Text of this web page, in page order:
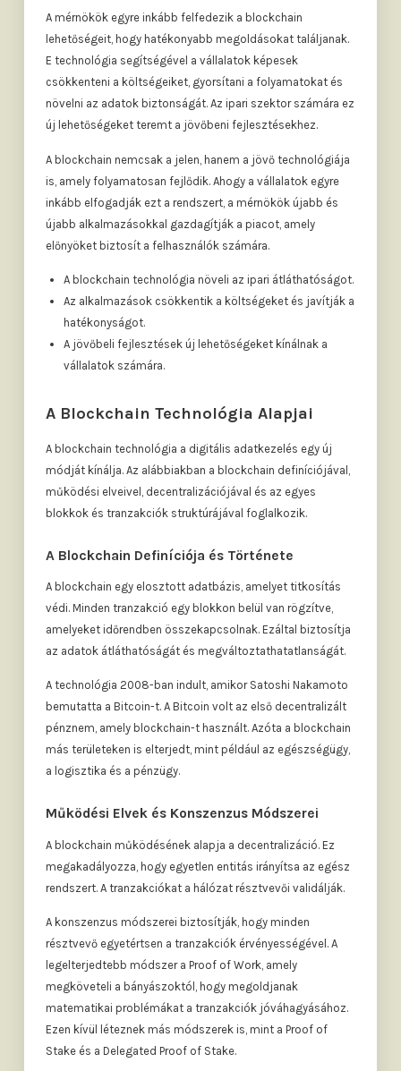
A mérnökök egyre inkább felfedezik a blockchain
lehetőségeit, hogy hatékonyabb megoldásokat találjanak.
E technológia segítségével a vállalatok képesek
csökkenteni a költségeiket, gyorsítani a folyamatokat és
növelni az adatok biztonságát. Az ipari szektor számára ez
új lehetőségeket teremt a jövőbeni fejlesztésekhez.
A blockchain nemcsak a jelen, hanem a jövő technológiája
is, amely folyamatosan fejlődik. Ahogy a vállalatok egyre
inkább elfogadják ezt a rendszert, a mérnökök újabb és
újabb alkalmazásokkal gazdagítják a piacot, amely
előnyöket biztosít a felhasználók számára.
A blockchain technológia növeli az ipari átláthatóságot.
Az alkalmazások csökkentik a költségeket és javítják a
hatékonyságot.
A jövőbeli fejlesztések új lehetőségeket kínálnak a
vállalatok számára.
A Blockchain Technológia Alapjai
A blockchain technológia a digitális adatkezelés egy új
módját kínálja. Az alábbiakban a blockchain definíciójával,
működési elveivel, decentralizációjával és az egyes
blokkok és tranzakciók struktúrájával foglalkozik.
A Blockchain Definíciója és Története
A blockchain egy elosztott adatbázis, amelyet titkosítás
védi. Minden tranzakció egy blokkon belül van rögzítve,
amelyeket időrendben összekapcsolnak. Ezáltal biztosítja
az adatok átláthatóságát és megváltoztathatatlanságát.
A technológia 2008-ban indult, amikor Satoshi Nakamoto
bemutatta a Bitcoin-t. A Bitcoin volt az első decentralizált
pénznem, amely blockchain-t használt. Azóta a blockchain
más területeken is elterjedt, mint például az egészségügy,
a logisztika és a pénzügy.
Működési Elvek és Konszenzus Módszerei
A blockchain működésének alapja a decentralizáció. Ez
megakadályozza, hogy egyetlen entitás irányítsa az egész
rendszert. A tranzakciókat a hálózat résztvevői validálják.
A konszenzus módszerei biztosítják, hogy minden
résztvevő egyetértsen a tranzakciók érvényességével. A
legelterjedtebb módszer a Proof of Work, amely
megköveteli a bányászoktól, hogy megoldjanak
matematikai problémákat a tranzakciók jóváhagyásához.
Ezen kívül léteznek más módszerek is, mint a Proof of
Stake és a Delegated Proof of Stake.